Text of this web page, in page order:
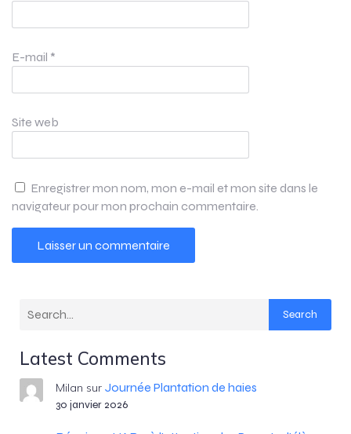
E-mail *
Site web
Enregistrer mon nom, mon e-mail et mon site dans le
navigateur pour mon prochain commentaire.
Search
Latest Comments
Milan sur Journée Plantation de haies
30 janvier 2026